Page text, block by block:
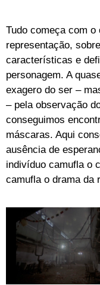
Tudo começa com
representação,
características e
personagem. A
exagero do ser –
– pela observação
conseguimos
máscaras. Aqui
ausência de
indivíduo camufla o
camufla o drama da